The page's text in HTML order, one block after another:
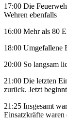
17:00 Die
Wehren ebenfalls
16:00 Mehr als 80
18:00 Umgefallene
20:00 So langsam
21:00 Die letzten
zurück. Jetzt
21:25 Insgesamt
Einsatzkräfte waren